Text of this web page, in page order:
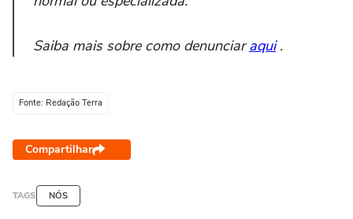
Saiba mais sobre como denunciaraqui.
Fonte: Redação Terra
Compartilhar
TAGS NÓS